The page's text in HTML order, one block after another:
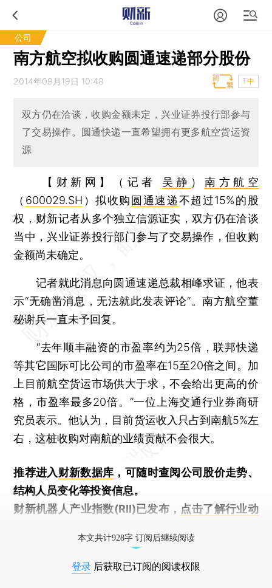
公司
南方航空拟收购圆通速递部分股份
2014年09月19日 10:48 T中
双方仍在洽谈，收购金额未定，兴业证券投行部参与
了交易操作。圆通快递一直希望拥有更多航空货运资
源
【财新网】（记者 吴静 ）南方航空
（ 600029.SH ）拟收购 圆通速递不超过15%的股
权，财新记者从多个独立信源证实，双方仍在洽谈
当中，兴业证券投行部门参与了交易操作，但收购
金额尚未确定。
记者就此消息向圆通速递总裁相峰求证，他表
示“无确凿消息，无法就此发表评论”。南方航空董
秘谢兵一直未予回复。
“去年顺丰融资的市盈率约为25倍，联邦快递
等其它国际可比公司的市盈率在15至20倍之间。加
上目前航空货运市场供大于求，不会给出更高的价
格，市盈率最多20倍。”一位上海交通行业券商研
究员表示。他认为，目前货运收入只占到南航5%左
右，这桩收购对南航的业绩贡献不会很大。
推荐进入财新数据库 ，可随时查阅公司股价走势、
结构人员变化等投资信息。
财新机器人产业指数(RII)已发布， 点击了解行业动
本文共计928字 订阅后继续阅读
登录 后获取已订阅的阅读权限